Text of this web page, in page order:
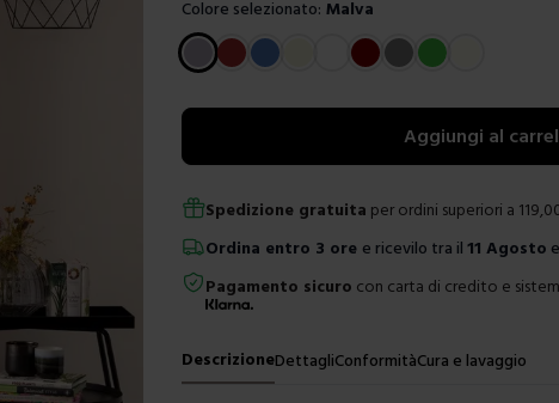
Colore selezionato: Malva
Scegli un colore
Aggiungi al
Spedizione gratuita per ordini superiori a
Ordina entro 3 ore e ricevilo tra il11 Agosto
Pagamento sicuro con carta di credito e
DescrizioneDettagliConformitàCura e lavaggio